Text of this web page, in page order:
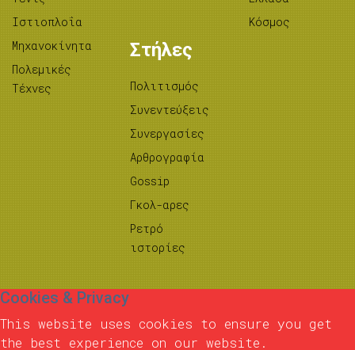
Ιστιοπλοΐα
Μηχανοκίνητα
Πολεμικές
Τέχνες
Κόσμος
Στήλες
Πολιτισμός
Συνεντεύξεις
Συνεργασίες
Αρθρογραφία
Gossip
Γκολ-αρες
Ρετρό
ιστορίες
Cookies & Privacy
This website uses cookies to ensure you get
the best experience on our website.